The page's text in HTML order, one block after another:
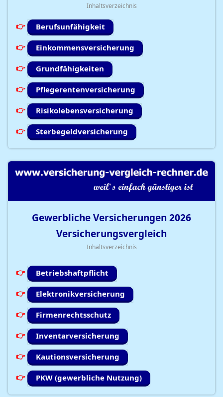
Inhaltsverzeichnis
Berufsunfähigkeit
Einkommensversicherung
Grundfähigkeiten
Pflegerentenversicherung
Risikolebensversicherung
Sterbegeldversicherung
Gewerbliche Versicherungen 2026
Versicherungsvergleich
Inhaltsverzeichnis
Betriebshaftpflicht
Elektronikversicherung
Firmenrechtsschutz
Inventarversicherung
Kautionsversicherung
PKW (gewerbliche Nutzung)